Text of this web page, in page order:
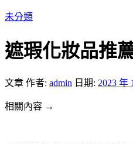
未分類
遮瑕化妝品推
文章 作者: admin 日期: 2023 年
相關內容 →